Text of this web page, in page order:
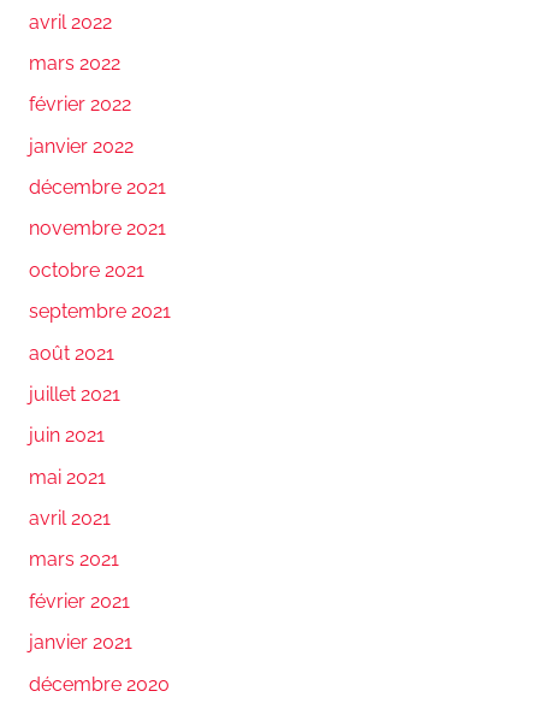
avril 2022
mars 2022
février 2022
janvier 2022
décembre 2021
novembre 2021
octobre 2021
septembre 2021
août 2021
juillet 2021
juin 2021
mai 2021
avril 2021
mars 2021
février 2021
janvier 2021
décembre 2020